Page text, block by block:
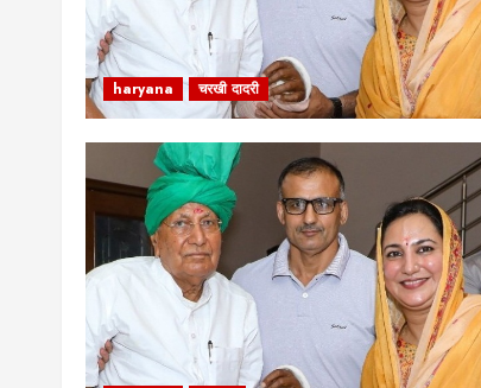
haryana चरखी दादरी